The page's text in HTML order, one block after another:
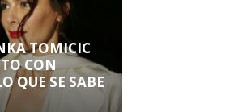
TOMICIC
CON
QUE SE SABE